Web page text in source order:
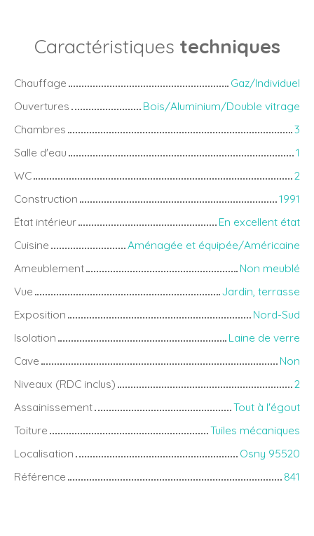
Caractéristiques techniques
Chauffage
Gaz/Individuel
Ouvertures
Bois/Aluminium/Double vitrage
Chambres
3
Salle d'eau
1
WC
2
Construction
1991
État intérieur
En excellent état
Cuisine
Aménagée et équipée/Américaine
Ameublement
Non meublé
Vue
Jardin, terrasse
Exposition
Nord-Sud
Isolation
Laine de verre
Cave
Non
Niveaux (RDC inclus)
2
Assainissement
Tout à l'égout
Toiture
Tuiles mécaniques
Localisation
Osny 95520
Référence
841